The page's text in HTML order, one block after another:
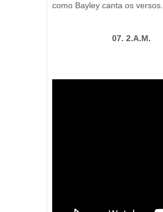
como Bayley canta os versos.
07. 2.A.M.